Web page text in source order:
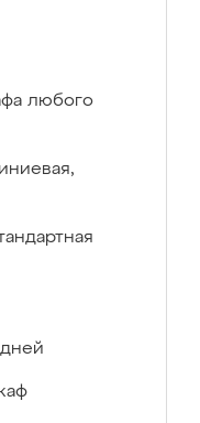
любого